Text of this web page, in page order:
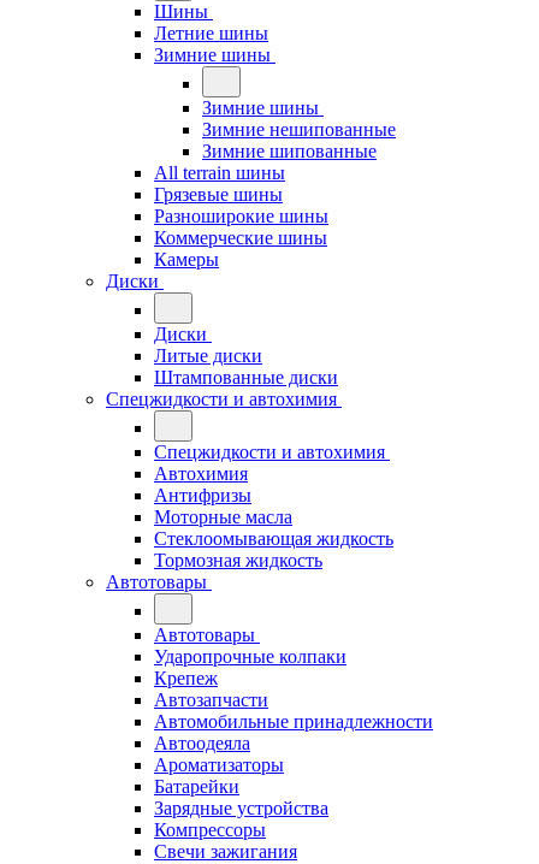
Шины
Летние шины
Зимние шины
Зимние шины
Зимние нешипованные
Зимние шипованные
All terrain шины
Грязевые шины
Разноширокие шины
Коммерческие шины
Камеры
Диски
Диски
Литые диски
Штампованные диски
Спецжидкости и автохимия
Спецжидкости и автохимия
Автохимия
Антифризы
Моторные масла
Стеклоомывающая жидкость
Тормозная жидкость
Автотовары
Автотовары
Ударопрочные колпаки
Крепеж
Автозапчасти
Автомобильные принадлежности
Автоодеяла
Ароматизаторы
Батарейки
Зарядные устройства
Компрессоры
Свечи зажигания